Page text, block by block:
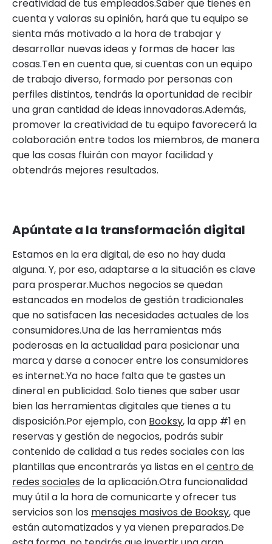
creatividad de tus empleados.Saber que tienes en
cuenta y valoras su opinión, hará que tu equipo se
sienta más motivado a la hora de trabajar y
desarrollar nuevas ideas y formas de hacer las
cosas.Ten en cuenta que, si cuentas con un equipo
de trabajo diverso, formado por personas con
perfiles distintos, tendrás la oportunidad de recibir
una gran cantidad de ideas innovadoras.Además,
promover la creatividad de tu equipo favorecerá la
colaboración entre todos los miembros, de manera
que las cosas fluirán con mayor facilidad y
obtendrás mejores resultados.
Apúntate a la transformación digital
Estamos en la era digital, de eso no hay duda
alguna. Y, por eso, adaptarse a la situación es clave
para prosperar.Muchos negocios se quedan
estancados en modelos de gestión tradicionales
que no satisfacen las necesidades actuales de los
consumidores.Una de las herramientas más
poderosas en la actualidad para posicionar una
marca y darse a conocer entre los consumidores
es internet.Ya no hace falta que te gastes un
dineral en publicidad. Solo tienes que saber usar
bien las herramientas digitales que tienes a tu
disposición.Por ejemplo, con Booksy, la app #1 en
reservas y gestión de negocios, podrás subir
contenido de calidad a tus redes sociales con las
plantillas que encontrarás ya listas en elcentro de
redes sociales de la aplicación.Otra funcionalidad
muy útil a la hora de comunicarte y ofrecer tus
servicios son los mensajes masivos de Booksy, que
están automatizados y ya vienen preparados.De